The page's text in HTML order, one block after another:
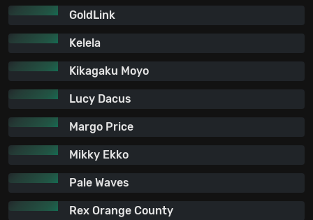
GoldLink
Kelela
Kikagaku Moyo
Lucy Dacus
Margo Price
Mikky Ekko
Pale Waves
Rex Orange County